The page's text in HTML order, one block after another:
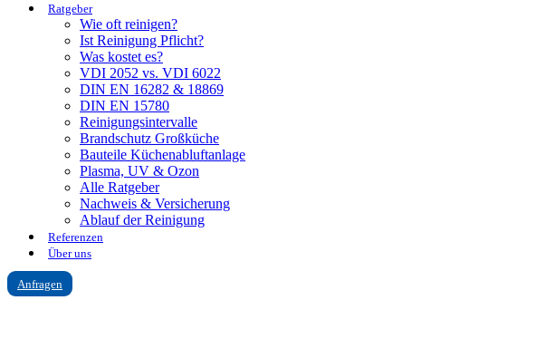
Ratgeber
Wie oft reinigen?
Ist Reinigung Pflicht?
Was kostet es?
VDI 2052 vs. VDI 6022
DIN EN 16282 & 18869
DIN EN 15780
Reinigungsintervalle
Brandschutz Großküche
Bauteile Küchenabluftanlage
Plasma, UV & Ozon
Alle Ratgeber
Nachweis & Versicherung
Ablauf der Reinigung
Referenzen
Über uns
Anfragen